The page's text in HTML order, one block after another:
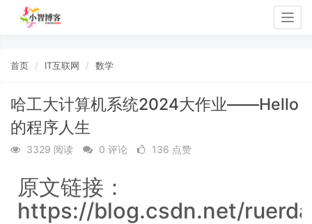
首页 IT互联网 数学
哈工大计算机系统2024大作业——Hello
的程序人生
3329 阅读 0 评论 136 点赞
原文链接：
https://blog.csdn.net/